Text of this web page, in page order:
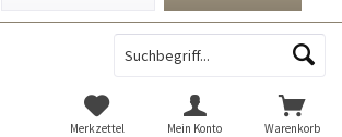
Warenkorb
Merkzettel Mein Konto